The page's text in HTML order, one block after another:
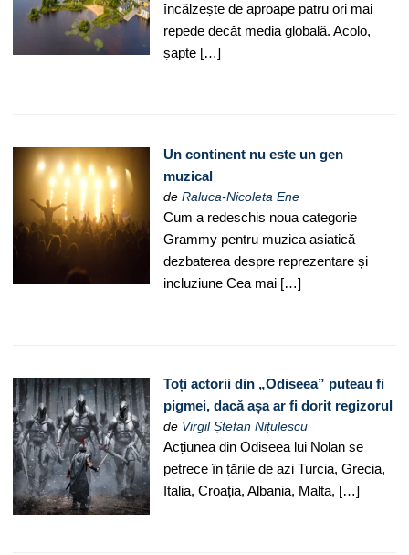
încălzește de aproape patru ori mai
repede decât media globală. Acolo,
șapte […]
Un continent nu este un gen
muzical
deRaluca-Nicoleta Ene
Cum a redeschis noua categorie
Grammy pentru muzica asiatică
dezbaterea despre reprezentare și
incluziune Cea mai […]
Toți actorii din „Odiseea” puteau fi
pigmei, dacă așa ar fi dorit regizorul
de Virgil Ștefan Nițulescu
Acțiunea din Odiseea lui Nolan se
petrece în țările de azi Turcia, Grecia,
Italia, Croația, Albania, Malta, […]